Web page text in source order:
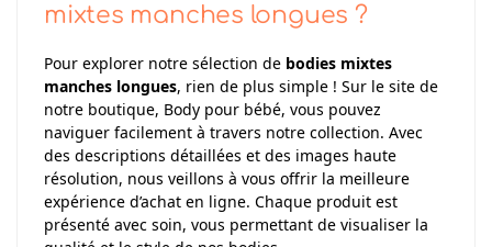
mixtes manches longues ?
Pour explorer notre sélection de bodies mixtes
manches longues, rien de plus simple ! Sur le site de
notre boutique, Body pour bébé, vous pouvez
naviguer facilement à travers notre collection. Avec
des descriptions détaillées et des images haute
résolution, nous veillons à vous offrir la meilleure
expérience d’achat en ligne. Chaque produit est
présenté avec soin, vous permettant de visualiser la